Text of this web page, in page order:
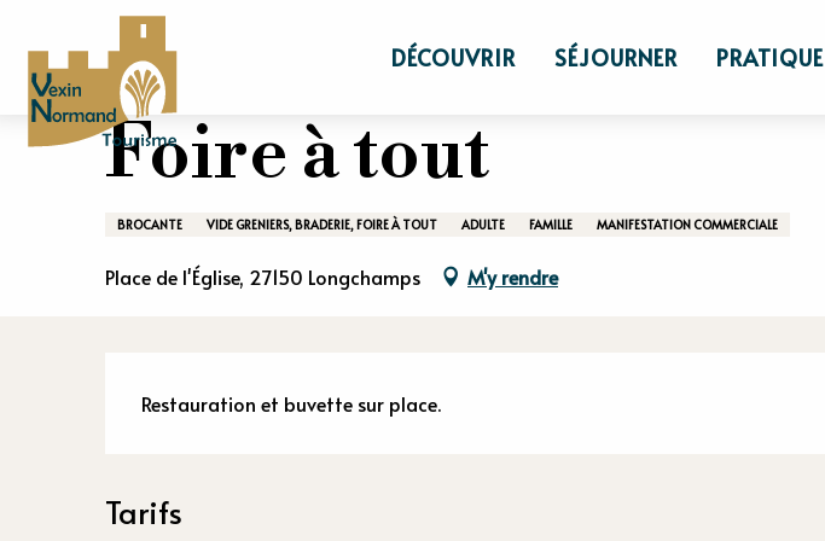
contenu
principal
DÉCOUVRIR SÉJOURNER PRATIQUE
Accueil
Foire à tout
BROCANTE VIDE GRENIERS, BRADERIE, FOIRE À TOUT ADULTE FAMILLE MANIFESTATION COMMERCIALE
Place de l'Église, 27150 Longchamps M'y rendre
Description
Restauration et buvette sur place.
Tarifs